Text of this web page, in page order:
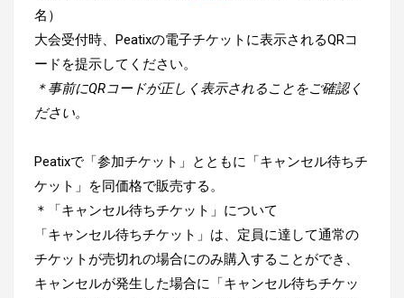
名）
大会受付時、Peatixの電子チケットに表示されるQRコ
ードを提示してください。
＊事前にQRコードが正しく表示されることをご確認く
ださい。
Peatixで「参加チケット」とともに「キャンセル待ちチ
ケット」を同価格で販売する。
＊「キャンセル待ちチケット」について
「キャンセル待ちチケット」は、定員に達して通常の
チケットが売切れの場合にのみ購入することができ、
キャンセルが発生した場合に「キャンセル待ちチケッ